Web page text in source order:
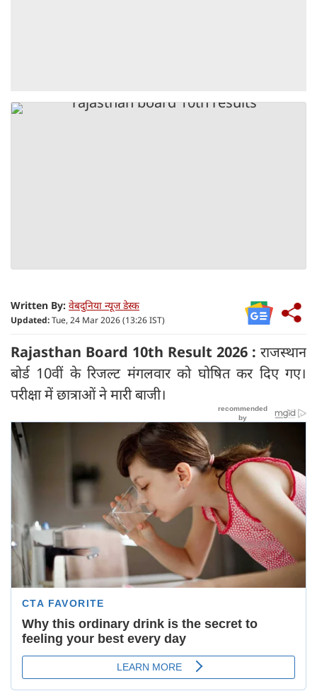
Written By: वेबदुनिया न्यूज डेस्क
Updated:Tue, 24 Mar 2026 (13:26 IST)
Rajasthan Board 10th Result 2026 : राजस्थान
बोर्ड 10वीं के रिजल्ट मंगलवार को घोषित कर दिए गए।
परीक्षा में छात्राओं ने मारी बाजी।